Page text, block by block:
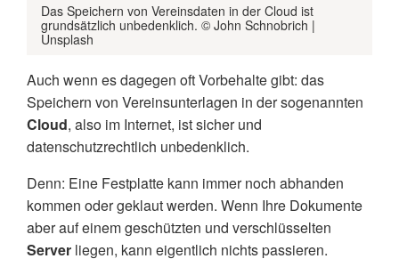
Das Speichern von Vereinsdaten in der Cloud ist
grundsätzlich unbedenklich. © John Schnobrich |
Unsplash
Auch wenn es dagegen oft Vorbehalte gibt: das
Speichern von Vereinsunterlagen in der sogenannten
Cloud, also im Internet, ist sicher und
datenschutzrechtlich unbedenklich.
Denn: Eine Festplatte kann immer noch abhanden
kommen oder geklaut werden. Wenn Ihre Dokumente
aber auf einem geschützten und verschlüsselten
Server liegen, kann eigentlich nichts passieren.